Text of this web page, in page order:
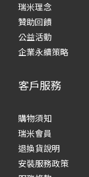
瑞米理念
贊助回饋
公益活動
企業永續策略
客戶服務
購物須知
瑞米會員
退換貨說明
安裝服務政策